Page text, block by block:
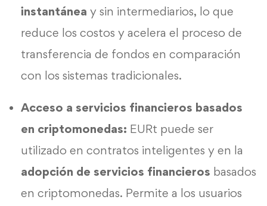
instantánea y sin intermediarios, lo que
reduce los costos y acelera el proceso de
transferencia de fondos en comparación
con los sistemas tradicionales.
Acceso a servicios financieros basados
en criptomonedas: EURt puede ser
utilizado en contratos inteligentes y en la
adopción de servicios financieros basados
en criptomonedas. Permite a los usuarios